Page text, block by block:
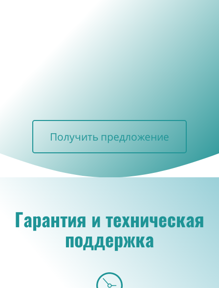
Получить предложение
Гарантия и техническая
поддержка